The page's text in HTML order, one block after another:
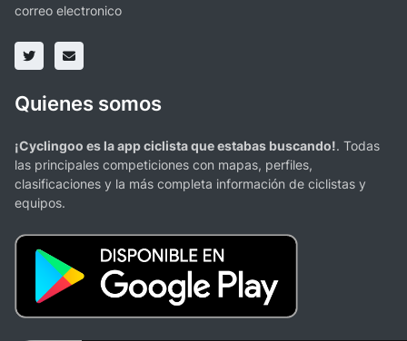
correo electronico
Quienes somos
¡Cyclingoo es la app ciclista que estabas buscando!. Todas
las principales competiciones con mapas, perfiles,
clasificaciones y la más completa información de ciclistas y
equipos.